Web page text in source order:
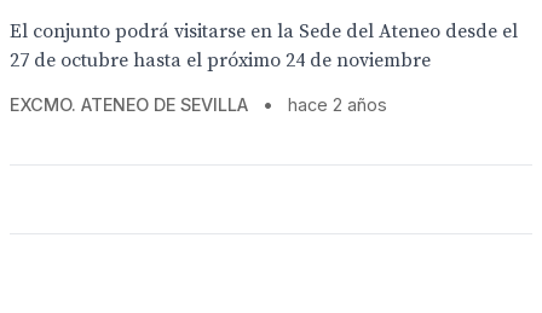
El conjunto podrá visitarse en la Sede del Ateneo desde el
27 de octubre hasta el próximo 24 de noviembre
EXCMO. ATENEO DE SEVILLA • hace 2 años